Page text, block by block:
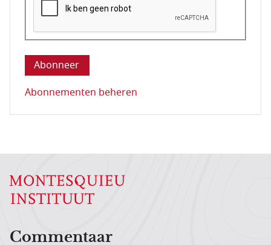
Deze vraag is om te controleren dat u een mens
Abonnementen beheren
Hoofdnavigatiemenu
Commentaar